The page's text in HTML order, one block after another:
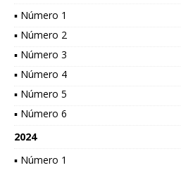
▪ Número 1
▪ Número 2
▪ Número 3
▪ Número 4
▪ Número 5
▪ Número 6
2024
▪ Número 1